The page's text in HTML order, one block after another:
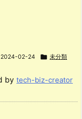
2024-02-24  未分類
by tech-biz-creator